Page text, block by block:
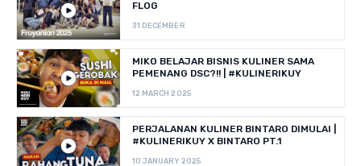
FLOG
31 DECEMBER
MIKO BELAJAR BISNIS KULINER SAMA
PEMENANG DSC?!! | #KULINERIKUY
12 MARCH 2025
PERJALANAN KULINER BINTARO DIMULAI |
#KULINERIKUY X BINTARO PT.1
10 JANUARY 2025